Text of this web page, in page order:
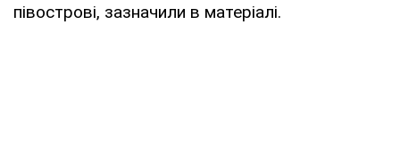
півострові, зазначили в матеріалі.